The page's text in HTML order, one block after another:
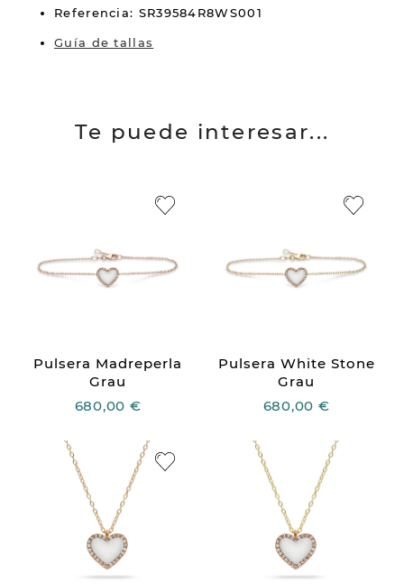
Referencia: SR39584R8WS001
Guía de tallas
Te puede interesar...
Pulsera Madreperla
Grau
680,00 €
Pulsera White Stone
Grau
680,00 €